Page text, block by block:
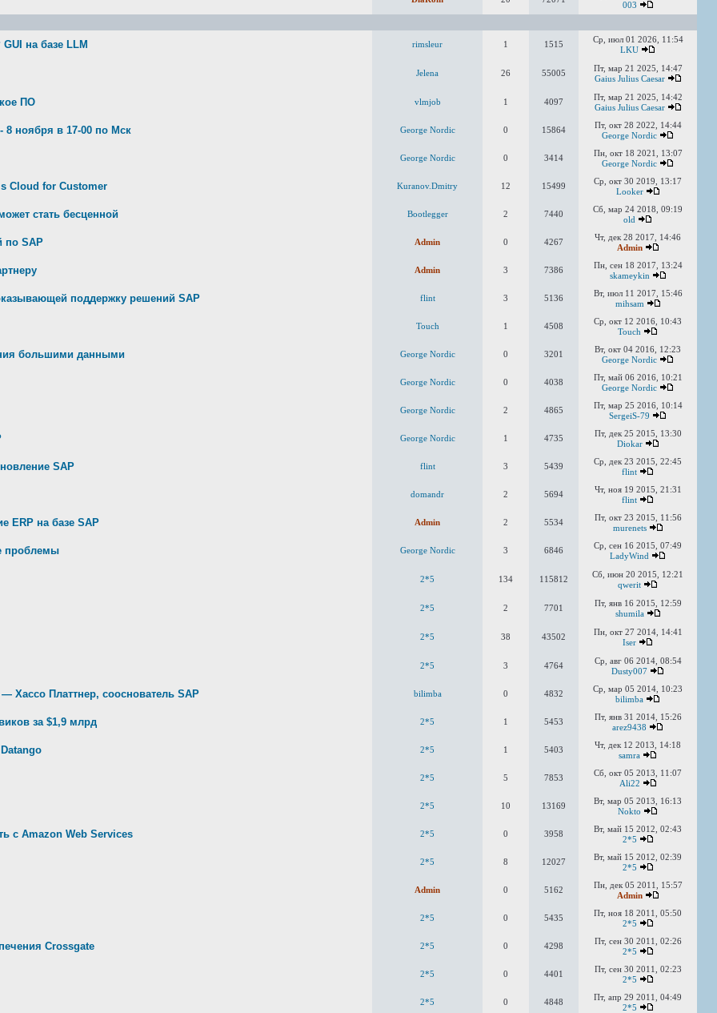
003
на базе LLM rimsleur 1 1515
Ср, июл 01 2026, 11:54
LKU
Jelena 26 55005
Пт, мар 21 2025, 14:47
Gaius Julius Caesar
ПО vlmjob 1 4097
Пт, мар 21 2025, 14:42
Gaius Julius Caesar
8 ноября в 17-00 по Мск George Nordic 0 15864
Пт, окт 28 2022, 14:44
George Nordic
George Nordic 0 3414
Пн, окт 18 2021, 13:07
George Nordic
Cloud for Customer Kuranov.Dmitry 12 15499
Ср, окт 30 2019, 13:17
Looker
стать бесценной Bootlegger 2 7440
Сб, мар 24 2018, 09:19
old
по SAP Admin 0 4267
Чт, дек 28 2017, 14:46
Admin
Admin 3 7386
Пн, сен 18 2017, 13:24
skameykin
поддержку решений SAP flint 3 5136
Вт, июл 11 2017, 15:46
mihsam
Touch 1 4508
Ср, окт 12 2016, 10:43
Touch
большими данными George Nordic 0 3201
Вт, окт 04 2016, 12:23
George Nordic
George Nordic 0 4038
Пт, май 06 2016, 10:21
George Nordic
George Nordic 2 4865
Пт, мар 25 2016, 10:14
SergeiS-79
George Nordic 1 4735
Пт, дек 25 2015, 13:30
Diokar
SAP flint 3 5439
Ср, дек 23 2015, 22:45
flint
domandr 2 5694
Чт, ноя 19 2015, 21:31
flint
ERP на базе SAP Admin 2 5534
Пт, окт 23 2015, 11:56
murenets
проблемы George Nordic 3 6846
Ср, сен 16 2015, 07:49
LadyWind
2*5 134 115812
Сб, июн 20 2015, 12:21
qwerit
2*5 2 7701
Пт, янв 16 2015, 12:59
shumila
2*5 38 43502
Пн, окт 27 2014, 14:41
Iser
2*5 3 4764
Ср, авг 06 2014, 08:54
Dusty007
Платтнер, сооснователь SAP bilimba 0 4832
Ср, мар 05 2014, 10:23
bilimba
за $1,9 млрд 2*5 1 5453
Пт, янв 31 2014, 15:26
arez9438
2*5 1 5403
Чт, дек 12 2013, 14:18
samra
2*5 5 7853
Сб, окт 05 2013, 11:07
Ali22
2*5 10 13169
Вт, мар 05 2013, 16:13
Nokto
с Amazon Web Services 2*5 0 3958
Вт, май 15 2012, 02:43
2*5
2*5 8 12027
Вт, май 15 2012, 02:39
2*5
Admin 0 5162
Пн, дек 05 2011, 15:57
Admin
2*5 0 5435
Пт, ноя 18 2011, 05:50
2*5
Crossgate 2*5 0 4298
Пт, сен 30 2011, 02:26
2*5
2*5 0 4401
Пт, сен 30 2011, 02:23
2*5
2*5 0 4848
Пт, апр 29 2011, 04:49
2*5